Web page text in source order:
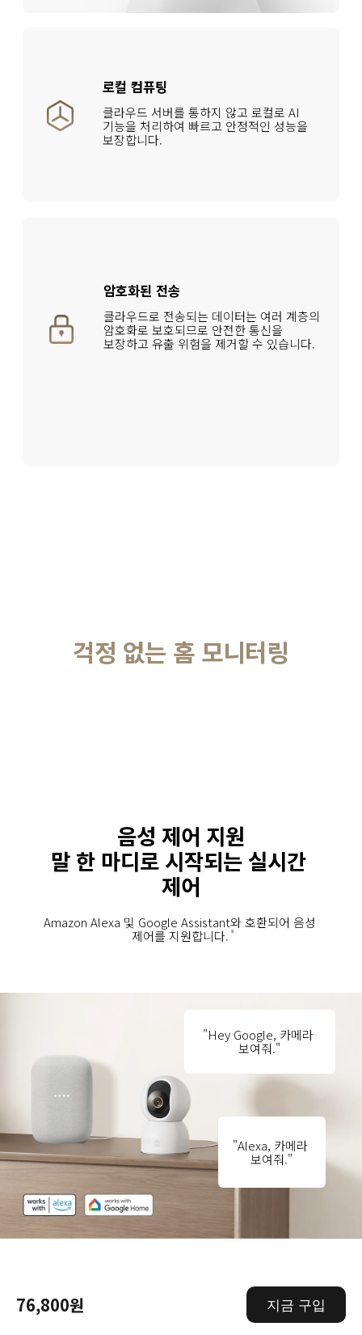
76,800원 지금 구입
로컬 컴퓨팅
클라우드 서버를 통하지 않고 로컬로 AI
기능을 처리하여 빠르고 안정적인 성능을
보장합니다.
암호화된 전송
클라우드로 전송되는 데이터는 여러 계층의
암호화로 보호되므로 안전한 통신을
보장하고 유출 위험을 제거할 수 있습니다.
걱정 없는 홈 모니터링
음성 제어 지원
말 한 마디로 시작되는 실시간
제어
Amazon Alexa 및 Google Assistant와 호환되어 음성
제어를 지원합니다. 9
"Hey Google, 카메라
보여줘."
"Alexa, 카메라
보여줘."
필요합니다. Google Assistant는 일부 언어 및 국가 또는
지역에서는 사용할 수 없습니다. Google, Google Home,
Google Nest Hub(2세대)는 Google LLC의 상표입니다.